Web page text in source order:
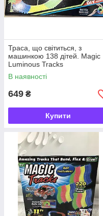
Траса, що світиться, з
машинкою 138 дітей. Magic
Luminous Tracks
В наявності
649 ₴
Купити